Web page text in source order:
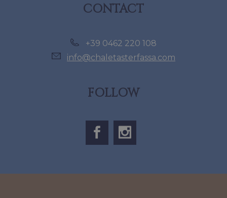
CONTACT
+39 0462 220 108
info@chaletasterfassa.com
FOLLOW